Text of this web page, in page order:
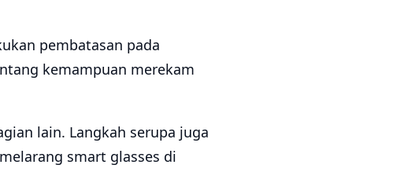
pembatasan pada
kemampuan merekam
lain. Langkah serupa juga
smart glasses di